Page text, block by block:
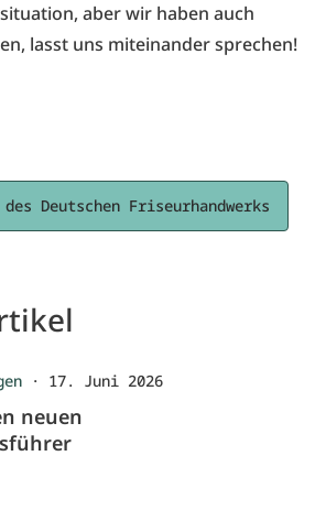
aber wir haben auch
lasst uns miteinander sprechen!
Deutschen Friseurhandwerks
· 17. Juni 2026
neuen